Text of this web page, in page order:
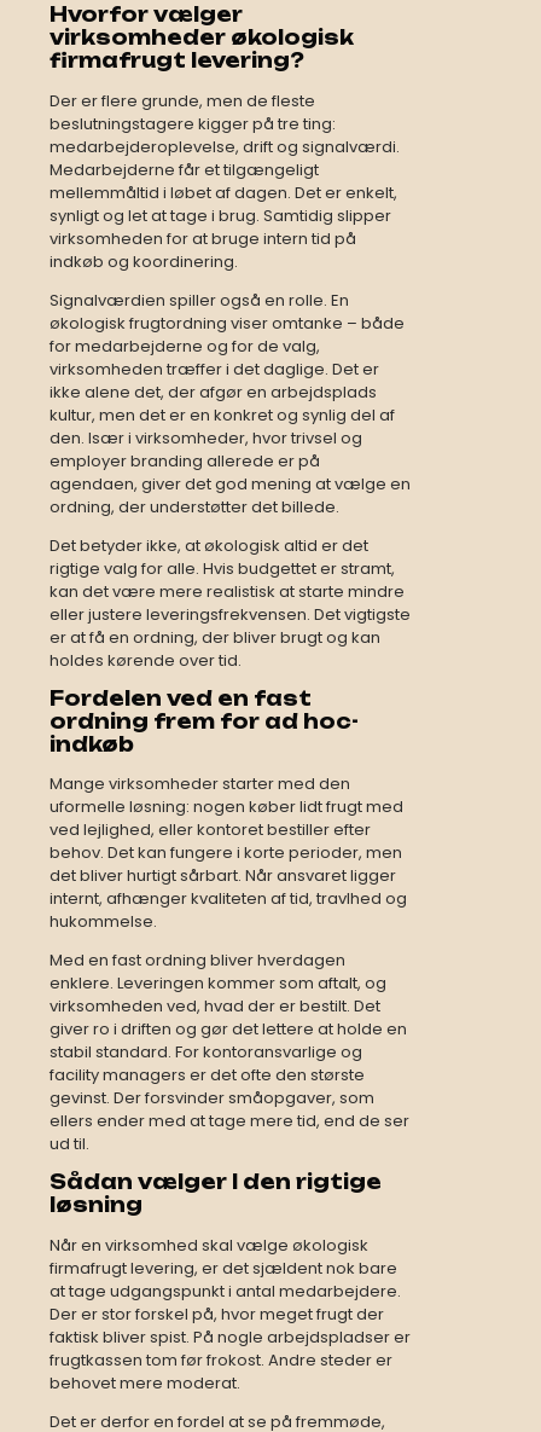
Hvorfor vælger
virksomheder økologisk
firmafrugt levering?
Der er flere grunde, men de fleste
beslutningstagere kigger på tre ting:
medarbejderoplevelse, drift og signalværdi.
Medarbejderne får et tilgængeligt
mellemmåltid i løbet af dagen. Det er enkelt,
synligt og let at tage i brug. Samtidig slipper
virksomheden for at bruge intern tid på
indkøb og koordinering.
Signalværdien spiller også en rolle. En
økologisk frugtordning viser omtanke – både
for medarbejderne og for de valg,
virksomheden træffer i det daglige. Det er
ikke alene det, der afgør en arbejdsplads
kultur, men det er en konkret og synlig del af
den. Især i virksomheder, hvor trivsel og
employer branding allerede er på
agendaen, giver det god mening at vælge en
ordning, der understøtter det billede.
Det betyder ikke, at økologisk altid er det
rigtige valg for alle. Hvis budgettet er stramt,
kan det være mere realistisk at starte mindre
eller justere leveringsfrekvensen. Det vigtigste
er at få en ordning, der bliver brugt og kan
holdes kørende over tid.
Fordelen ved en fast
ordning frem for ad hoc-
indkøb
Mange virksomheder starter med den
uformelle løsning: nogen køber lidt frugt med
ved lejlighed, eller kontoret bestiller efter
behov. Det kan fungere i korte perioder, men
det bliver hurtigt sårbart. Når ansvaret ligger
internt, afhænger kvaliteten af tid, travlhed og
hukommelse.
Med en fast ordning bliver hverdagen
enklere. Leveringen kommer som aftalt, og
virksomheden ved, hvad der er bestilt. Det
giver ro i driften og gør det lettere at holde en
stabil standard. For kontoransvarlige og
facility managers er det ofte den største
gevinst. Der forsvinder småopgaver, som
ellers ender med at tage mere tid, end de ser
ud til.
Sådan vælger I den rigtige
løsning
Når en virksomhed skal vælge økologisk
firmafrugt levering, er det sjældent nok bare
at tage udgangspunkt i antal medarbejdere.
Der er stor forskel på, hvor meget frugt der
faktisk bliver spist. På nogle arbejdspladser er
frugtkassen tom før frokost. Andre steder er
behovet mere moderat.
Det er derfor en fordel at se på fremmøde,